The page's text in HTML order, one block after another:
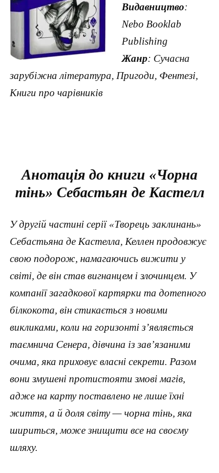
Видавництво:
Nebo Booklab
Publishing
Жанр: Сучасна
зарубіжна література, Пригоди, Фентезі,
Книги про чарівників
Анотація до книги «Чорна
тінь» Себастьян де Кастелл
У другій частині серії «Творець заклинань»
Себастьяна де Кастелла, Келлен продовжує
свою подорож, намагаючись вижити у
світі, де він став вигнанцем і злочинцем. У
компанії загадкової картярки та дотепного
білкокота, він стикається з новими
викликами, коли на горизонті з’являється
таємнича Сенера, дівчина із зав’язаними
очима, яка приховує власні секрети. Разом
вони змушені протистояти змові магів,
адже на карту поставлено не лише їхні
життя, а й доля світу — чорна тінь, яка
шириться, може знищити все на своєму
шляху.